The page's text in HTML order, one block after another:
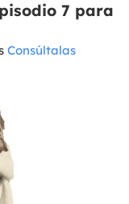
7 para
Consúltalas